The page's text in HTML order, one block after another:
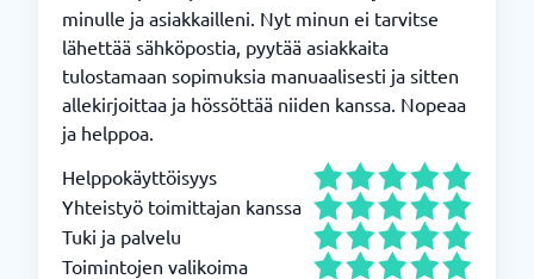
minulle ja asiakkailleni. Nyt minun ei tarvitse
lähettää sähköpostia, pyytää asiakkaita
tulostamaan sopimuksia manuaalisesti ja sitten
allekirjoittaa ja hössöttää niiden kanssa. Nopeaa
ja helppoa.
Helppokäyttöisyys
Yhteistyö toimittajan kanssa
Tuki ja palvelu
Toimintojen valikoima